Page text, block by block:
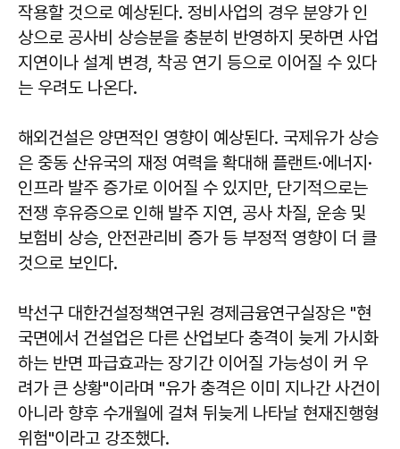
작용할 것으로 예상된다. 정비사업의 경우 분양가 인
상으로 공사비 상승분을 충분히 반영하지 못하면 사업
지연이나 설계 변경, 착공 연기 등으로 이어질 수 있다
는 우려도 나온다.
해외건설은 양면적인 영향이 예상된다. 국제유가 상승
은 중동 산유국의 재정 여력을 확대해 플랜트·에너지·
인프라 발주 증가로 이어질 수 있지만, 단기적으로는
전쟁 후유증으로 인해 발주 지연, 공사 차질, 운송 및
보험비 상승, 안전관리비 증가 등 부정적 영향이 더 클
것으로 보인다.
박선구 대한건설정책연구원 경제금융연구실장은 "현
국면에서 건설업은 다른 산업보다 충격이 늦게 가시화
하는 반면 파급효과는 장기간 이어질 가능성이 커 우
려가 큰 상황"이라며 "유가 충격은 이미 지나간 사건이
아니라 향후 수개월에 걸쳐 뒤늦게 나타날 현재진행형
위험"이라고 강조했다.